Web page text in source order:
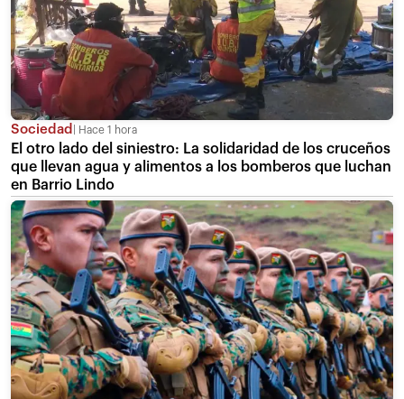
Sociedad Hace 1 hora
El otro lado del siniestro: La solidaridad de los cruceños
que llevan agua y alimentos a los bomberos que luchan
en Barrio Lindo